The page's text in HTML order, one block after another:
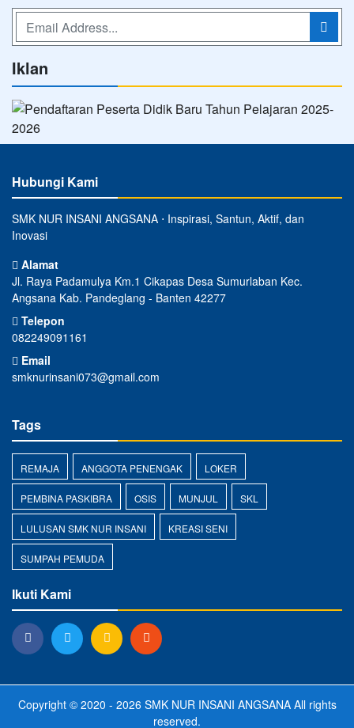
Iklan
Hubungi Kami
SMK NUR INSANI ANGSANA ⋅ Inspirasi, Santun, Aktif, dan
Inovasi
Alamat
Jl. Raya Padamulya Km.1 Cikapas Desa Sumurlaban Kec.
Angsana Kab. Pandeglang - Banten 42277
Telepon
082249091161
Email
smknurinsani073@gmail.com
Tags
REMAJA ANGGOTA PENENGAK LOKER
PEMBINA PASKIBRA OSIS MUNJUL SKL
LULUSAN SMK NUR INSANI KREASI SENI
SUMPAH PEMUDA
Ikuti Kami
Copyright © 2020 - 2026 SMK NUR INSANI ANGSANAAll rights
reserved.